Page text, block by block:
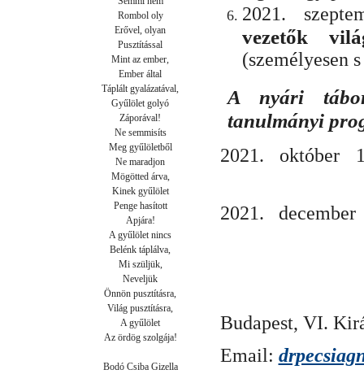
Rombol oly
Erővel, olyan
Pusztítással
Mint az ember,
Ember által
Táplált gyalázatával,
Gyűlölet golyó
Záporával!
Ne semmisíts
Meg gyűlöletből
Ne maradjon
Mögötted árva,
Kinek gyűlölet
Penge hasított
Apjára!
A gyűlölet nincs
Belénk táplálva,
Mi szüljük,
Neveljük
Önnön pusztításra,
Világ pusztításra,
A gyűlölet
Az ördög szolgája!
Bodó Csiba Gizella
2021.
vezetők
(személyesen
A nyári
tanulmányi
2021. október
2021.
Budapest, VI.
Email: